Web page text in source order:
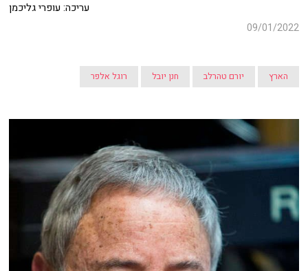
עריכה: עופרי גליכמן
09/01/2022
הארץ יורם טהרלב חנן יובל רוגל אלפר